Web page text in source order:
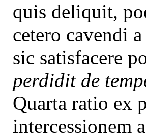
quis deliquit,
cetero cavendi
sic satisfacere
perdidit de
Quarta ratio ex
intercessionem